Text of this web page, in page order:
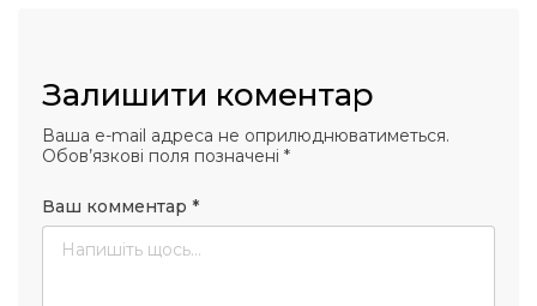
Залишити коментар
Ваша e-mail адреса не оприлюднюватиметься.
Обов’язкові поля позначені *
Ваш комментар *